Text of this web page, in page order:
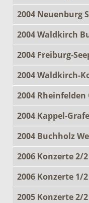
2004 Neuenburg
2004 Waldkirch
2004 Freiburg-
2004 Waldkirch-
2004 Rheinfelden
2004 Kappel-
2004 Buchholz
2006 Konzerte 2/2
2006 Konzerte 1/2
2005 Konzerte 2/2